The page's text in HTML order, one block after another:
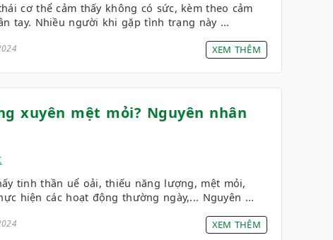
cơ thể cảm thấy không có sức, kèm theo cảm
tay. Nhiều người khi gặp tình trạng này ...
XEM THÊM
xuyên mệt mỏi? Nguyên nhân
tinh thần uể oải, thiếu năng lượng, mệt mỏi,
hiện các hoạt động thường ngày,... Nguyên ...
XEM THÊM